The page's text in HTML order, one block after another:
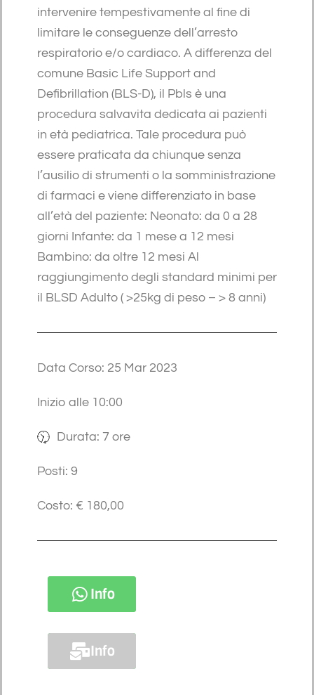
intervenire tempestivamente al fine di
limitare le conseguenze dell’arresto
respiratorio e/o cardiaco. A differenza del
comune Basic Life Support and
Defibrillation (BLS-D), il Pbls è una
procedura salvavita dedicata ai pazienti
in età pediatrica. Tale procedura può
essere praticata da chiunque senza
l’ausilio di strumenti o la somministrazione
di farmaci e viene differenziato in base
all’età del paziente: Neonato: da 0 a 28
giorni Infante: da 1 mese a 12 mesi
Bambino: da oltre 12 mesi Al
raggiungimento degli standard minimi per
il BLSD Adulto ( >25kg di peso – > 8 anni)
Data Corso: 25 Mar 2023
Inizio alle 10:00
Durata: 7 ore
Posti: 9
Costo: € 180,00
Info
Info